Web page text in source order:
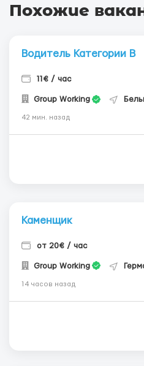
Похожие
Водитель Категории В
11€ / час
Group Working
42 мин. назад
Каменщик
от 20€ / час
Group Working
14 часов назад